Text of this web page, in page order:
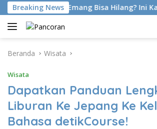
Langsung
ke
konten
Breaking News
Di Latihan Emang Bisa Hilang? Ini Kata
Beranda Wisata
Wisata
Dapatkan Panduan
Liburan Ke Jepang Ke
Bahasa detikCourse!